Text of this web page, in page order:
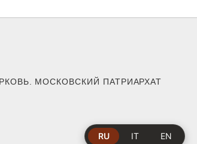
RU IT EN
МОСКОВСКИЙ ПАТРИАРХАТ